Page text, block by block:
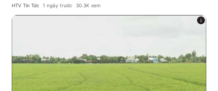
HTV Tin Tức 1 ngày trước 30.3K xem